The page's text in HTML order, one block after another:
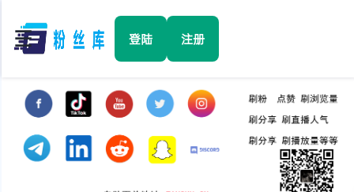
☰ 登陆 注册
Facebook
TikTok